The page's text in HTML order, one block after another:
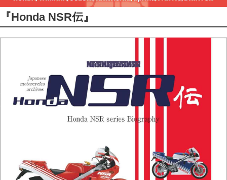
『Honda NSR伝』